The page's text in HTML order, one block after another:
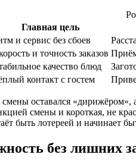
Главная цель
и сервис без сбоев
и точность заказов
качество блюд
контакт с гостем
оставался «дирижёром»,
смены и короткая, не
быть лотереей и начинает
без лишних